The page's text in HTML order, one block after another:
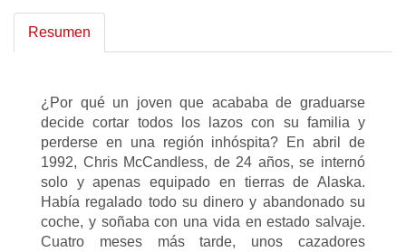
Resumen
¿Por qué un joven que acababa de graduarse
decide cortar todos los lazos con su familia y
perderse en una región inhóspita? En abril de
1992, Chris McCandless, de 24 años, se internó
solo y apenas equipado en tierras de Alaska.
Había regalado todo su dinero y abandonado su
coche, y soñaba con una vida en estado salvaje.
Cuatro meses más tarde, unos cazadores